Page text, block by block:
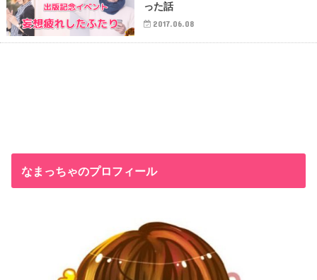
った話
2017.06.08
なまっちゃのプロフィール